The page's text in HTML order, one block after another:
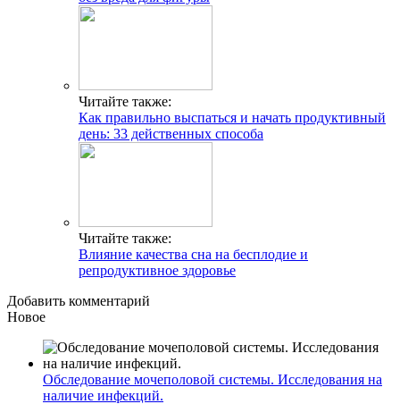
Читайте также:
Как правильно выспаться и начать продуктивный
день: 33 действенных способа
Читайте также:
Влияние качества сна на бесплодие и
репродуктивное здоровье
Добавить комментарий
Новое
Обследование мочеполовой системы. Исследования на
наличие инфекций.